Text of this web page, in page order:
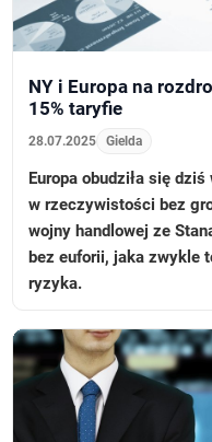
NY i Europa na
15% taryfie
28.07.2025 Gielda
Europa obudziła się
w rzeczywistości bez
wojny handlowej ze
bez euforii, jaka zwykle
ryzyka.